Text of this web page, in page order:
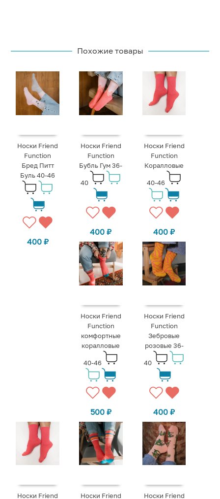
Похожие товары
Носки Friend
Function
Бред Питт
Буль 40-46
400 ₽
Носки Friend
Function
Бубль Гум 36-
40
400₽
Носки Friend
Function
Коралловые
40-46
400₽
Носки Friend
Function
комфортные
коралловые
40-46
500 ₽
Носки Friend
Function
Зебровые
розовые 36-
40
400₽
Носки Friend Носки Friend Носки Friend